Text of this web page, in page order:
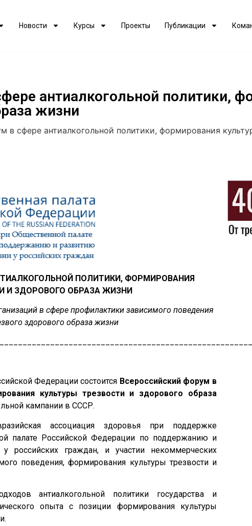
Новости Курсы Проекты Публикации
антиалкогольной политики,
жизни
в сфере антиалкогольной политики, формирования
ПОЛИТИКИ, ФОРМИРОВАНИЯ
И ЗДОРОВОГО ОБРАЗА ЖИЗНИ
в сфере профилактики зависимого поведения
здорового образа жизни
Федерации состоится Всероссийский форум в
культуры трезвости и здорового образа
кампании в СССР.
ассоциация здоровья при поддержке
палате Российской Федерации по поддержанию и
российских граждан, и участии некоммерческих
поведения, формирования культуры трезвости и
антиалкогольной политики государства и
опыта с позиции формирования культуры